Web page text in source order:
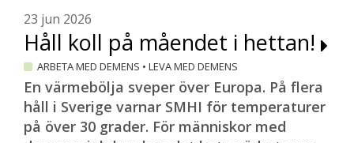
anonyma, eller visa sig med namn och bild
om de är bekväma med det. Alla frågor och
funderingar är välkomna, och det verkar
finns ett stort behov av att få fråga.
– Frågorna börjar ofta trilla in direkt. Och
när någon väl har börjat, då kommer det
23 jun 2026
Håll koll på måendet i hettan!
ARBETA MED DEMENS • LEVA MED DEMENS
En värmebölja sveper över Europa. På flera
håll i Sverige varnar SMHI för temperaturer
på över 30 grader. För människor med